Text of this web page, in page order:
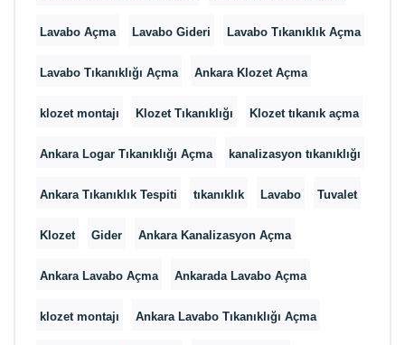
Lavabo Açma Lavabo Gideri Lavabo Tıkanıklık Açma
Lavabo Tıkanıklığı Açma Ankara Klozet Açma
klozet montajı Klozet Tıkanıklığı Klozet tıkanık açma
Ankara Logar Tıkanıklığı Açma kanalizasyon tıkanıklığı
Ankara Tıkanıklık Tespiti tıkanıklık Lavabo Tuvalet
Klozet Gider Ankara Kanalizasyon Açma
Ankara Lavabo Açma Ankarada Lavabo Açma
klozet montajı Ankara Lavabo Tıkanıklığı Açma